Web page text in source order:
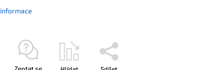
Zeptat se